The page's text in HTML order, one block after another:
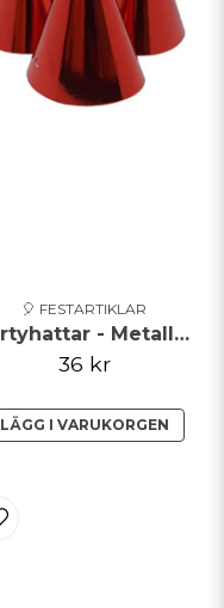
🎈 FESTARTIKLAR
Partyhattar - Metallic - Röd
36 kr
LÄGG I VARUKORGEN